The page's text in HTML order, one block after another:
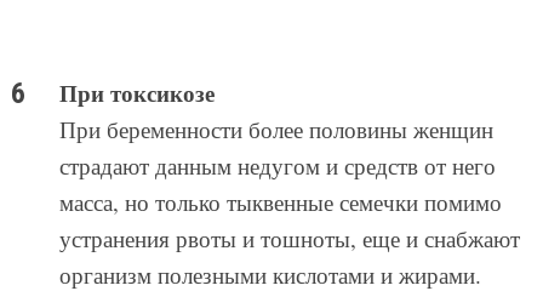
При токсикозе
При беременности более половины женщин
страдают данным недугом и средств от него
масса, но только тыквенные семечки помимо
устранения рвоты и тошноты, еще и снабжают
организм полезными кислотами и жирами.